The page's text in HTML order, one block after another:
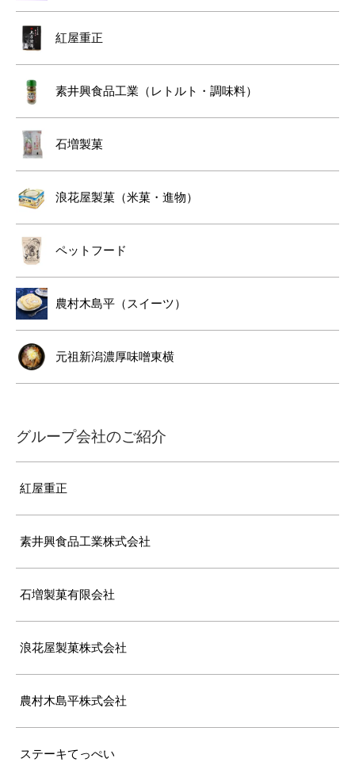
紅屋重正
素井興食品工業（レトルト・調味料）
石増製菓
浪花屋製菓（米菓・進物）
ペットフード
農村木島平（スイーツ）
元祖新潟濃厚味噌東横
グループ会社のご紹介
紅屋重正
素井興食品工業株式会社
石増製菓有限会社
浪花屋製菓株式会社
農村木島平株式会社
ステーキてっぺい